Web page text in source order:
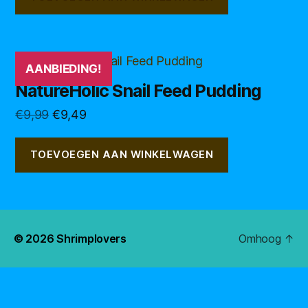
€7,99.€7,49.
AANBIEDING!
NatureHolic Snail Feed Pudding
€9,99 Oorspronkelijke
was:
€9,99.
€9,49Huidige
is:
€9,49.
TOEVOEGEN AAN WINKELWAGEN
© 2026Shrimplovers Omhoog ↑